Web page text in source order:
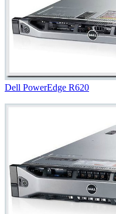
Dell PowerEdge R620